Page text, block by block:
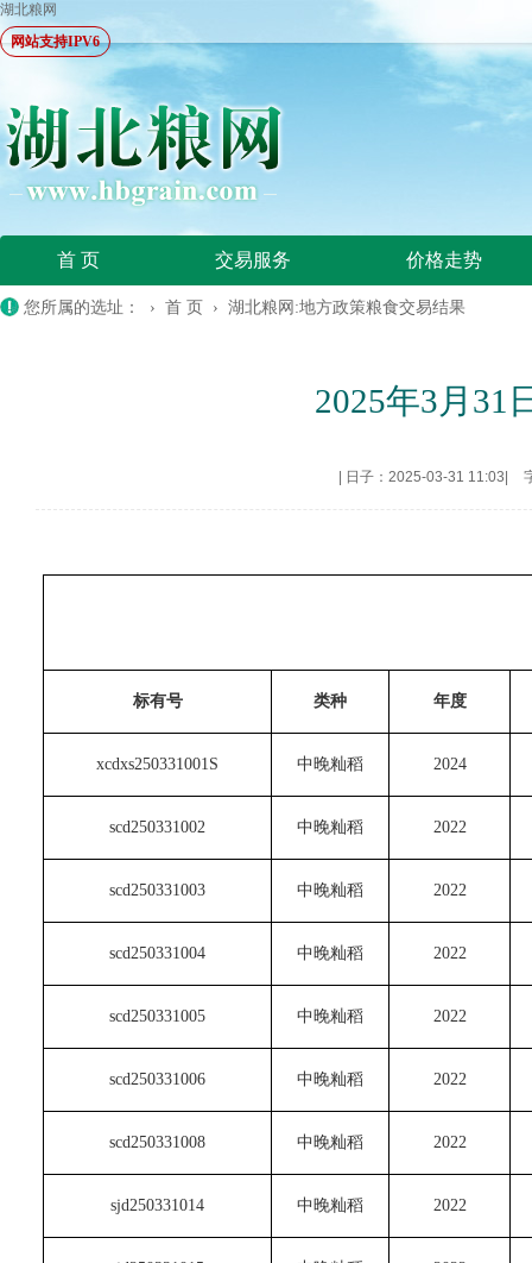
湖北粮网
网站支持IPV6
首 页 交易服务 价格走势
您所属的选址： › 首 页 › 湖北粮网:地方政策粮食交易结果
2025年3月31
日子：2025-03-31 11:03
标有号 类种 年度
xcdxs250331001S 中晚籼稻 2024
scd250331002 中晚籼稻 2022
scd250331003 中晚籼稻 2022
scd250331004 中晚籼稻 2022
scd250331005 中晚籼稻 2022
scd250331006 中晚籼稻 2022
scd250331008 中晚籼稻 2022
sjd250331014 中晚籼稻 2022